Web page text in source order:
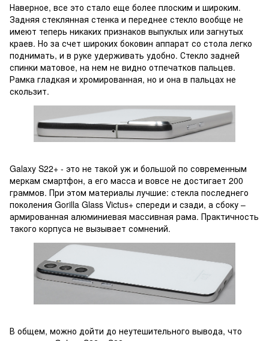
Наверное, все это стало еще более плоским и широким.
Задняя стеклянная стенка и переднее стекло вообще не
имеют теперь никаких признаков выпуклых или загнутых
краев. Но за счет широких боковин аппарат со стола легко
поднимать, и в руке удерживать удобно. Стекло задней
спинки матовое, на нем не видно отпечатков пальцев.
Рамка гладкая и хромированная, но и она в пальцах не
скользит.
Galaxy S22+ - это не такой уж и большой по современным
меркам смартфон, а его масса и вовсе не достигает 200
граммов. При этом материалы лучшие: стекла последнего
поколения Gorilla Glass Victus+ спереди и сзади, а сбоку –
армированная алюминиевая массивная рама. Практичность
такого корпуса не вызывает сомнений.
В общем, можно дойти до неутешительного вывода, что